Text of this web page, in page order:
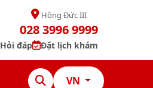
Hồng Đức III
028 3996 9999
Hỏi đáp Đặt lịch khám
VN